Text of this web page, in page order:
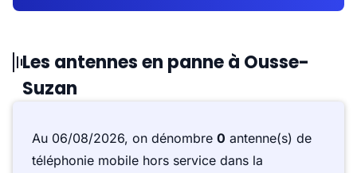
Les antennes en panne à Ousse-
Suzan
Au 06/08/2026, on dénombre 0 antenne(s) de
téléphonie mobile hors service dans la